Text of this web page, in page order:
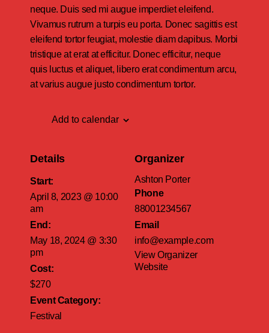
neque. Duis sed mi augue imperdiet eleifend.
Vivamus rutrum a turpis eu porta. Donec sagittis est
eleifend tortor feugiat, molestie diam dapibus. Morbi
tristique at erat at efficitur. Donec efficitur, neque
quis luctus et aliquet, libero erat condimentum arcu,
at varius augue justo condimentum tortor.
Add to calendar
Details
Start:
April 8, 2023 @ 10:00
am
End:
May 18, 2024 @ 3:30
pm
Cost:
$270
Event Category:
Festival
Organizer
Ashton Porter
Phone
88001234567
Email
info@example.com
View Organizer
Website